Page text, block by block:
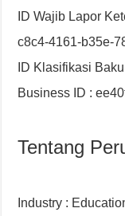
ID Wajib Lapor
c8c4-4161-b35e-
ID Klasifikasi
Business ID :
Tentang
Industry :